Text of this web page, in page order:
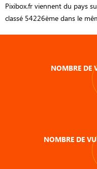
Pixibox.fr viennent du pays
classé 54226ème dans le
NOMBRE DE
NOMBRE DE